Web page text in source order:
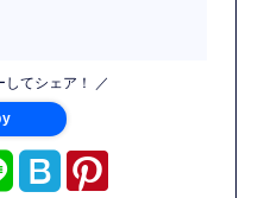
してシェア！ ／